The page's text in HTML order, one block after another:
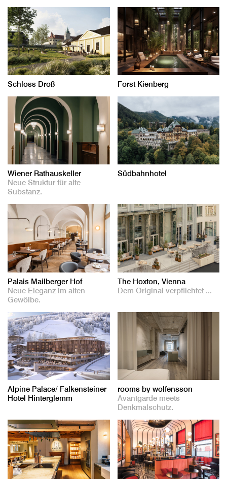
Schloss Droß Forst Kienberg
Wiener Rathauskeller
Neue Struktur für alte
Substanz.
Südbahnhotel
Palais Mailberger Hof
Neue Eleganz im alten
Gewölbe.
The Hoxton, Vienna
Dem Original verpflichtet ...
Alpine Palace/ Falkensteiner
Hotel Hinterglemm
rooms by wolfensson
Avantgarde meets
Denkmalschutz.